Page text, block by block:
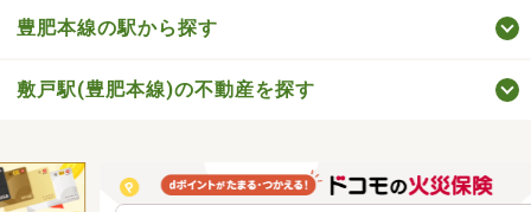
豊肥本線の駅から探す
敷戸駅(豊肥本線)の不動産を探す